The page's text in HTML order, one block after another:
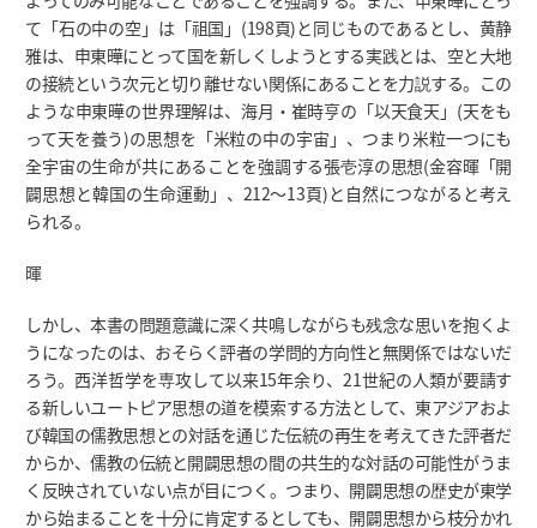
て「石の中の空」は「祖国」(198頁)と同じものであるとし、黄静
雅は、申東曄にとって国を新しくしようとする実践とは、空と大地
の接続という次元と切り離せない関係にあることを力説する。この
ような申東曄の世界理解は、海月・崔時亨の「以天食天」(天をも
って天を養う)の思想を「米粒の中の宇宙」、つまり米粒一つにも
全宇宙の生命が共にあることを強調する張壱淳の思想(金容暉「開
闢思想と韓国の生命運動」、212～13頁)と自然につながると考え
られる。
暉
しかし、本書の問題意識に深く共鳴しながらも残念な思いを抱くよ
うになったのは、おそらく評者の学問的方向性と無関係ではないだ
ろう。西洋哲学を専攻して以来15年余り、21世紀の人類が要請す
る新しいユートピア思想の道を模索する方法として、東アジアおよ
び韓国の儒教思想との対話を通じた伝統の再生を考えてきた評者だ
からか、儒教の伝統と開闢思想の間の共生的な対話の可能性がうま
く反映されていない点が目につく。つまり、開闢思想の歴史が東学
から始まることを十分に肯定するとしても、開闢思想から枝分かれ